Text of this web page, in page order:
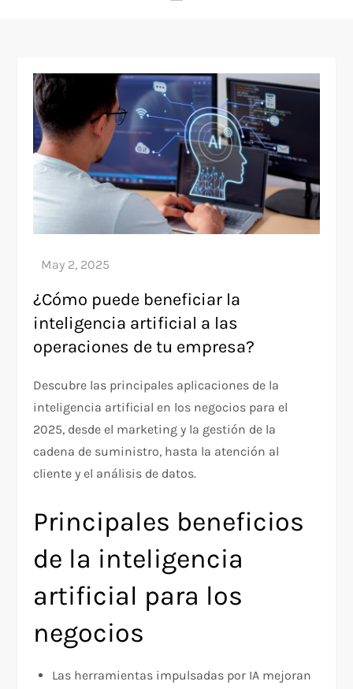
¿Cómo puede beneficiar la
inteligencia artificial a las
operaciones de tu empresa?
Descubre las principales aplicaciones de la
inteligencia artificial en los negocios para el
2025, desde el marketing y la gestión de la
cadena de suministro, hasta la atención al
cliente y el análisis de datos.
Principales beneficios
de la inteligencia
artificial para los
negocios
Las herramientas impulsadas por IA mejoran